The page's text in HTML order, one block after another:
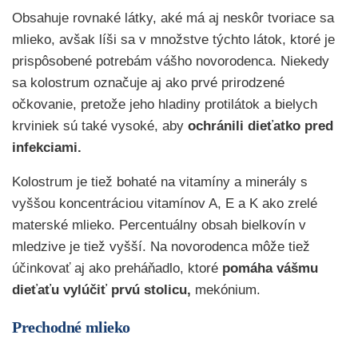
Obsahuje rovnaké látky, aké má aj neskôr tvoriace sa
mlieko, avšak líši sa v množstve týchto látok, ktoré je
prispôsobené potrebám vášho novorodenca. Niekedy
sa kolostrum označuje aj ako prvé prirodzené
očkovanie, pretože jeho hladiny protilátok a bielych
krviniek sú také vysoké, aby ochránili dieťatko pred
infekciami.
Kolostrum je tiež bohaté na vitamíny a minerály s
vyššou koncentráciou vitamínov A, E a K ako zrelé
materské mlieko. Percentuálny obsah bielkovín v
mledzive je tiež vyšší. Na novorodenca môže tiež
účinkovať aj ako preháňadlo, ktoré pomáha vášmu
dieťaťu vylúčiť prvú stolicu, mekónium.
Prechodné mlieko